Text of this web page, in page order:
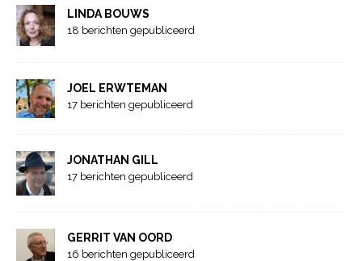
LINDA BOUWS
18 berichten gepubliceerd
JOEL ERWTEMAN
17 berichten gepubliceerd
JONATHAN GILL
17 berichten gepubliceerd
GERRIT VAN OORD
16 berichten gepubliceerd